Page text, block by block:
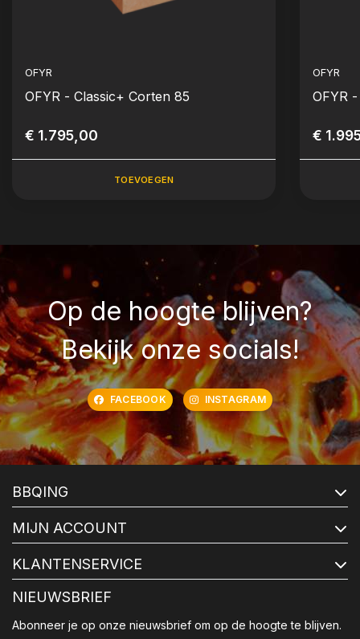
OFYR
OFYR - Classic+ Corten 85
€ 1.795,00
TOEVOEGEN
OFYR
OFYR
€
Op de hoogte blijven?
Bekijk onze socials!
FACEBOOK INSTAGRAM
BBQING
MIJN ACCOUNT
KLANTENSERVICE
NIEUWSBRIEF
Abonneer je op onze nieuwsbrief om op de hoogte te blijven.